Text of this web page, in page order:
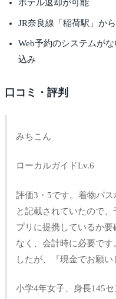
ホテル返却が可能
JR奈良線「稲荷駅」か
Web予約のシステムが
込み
口コミ・評判
みちこん
ローカルガイドLv.6
評価3・5です。着物パ
と記載されていたので
プリに提携しているか
なく、会計時に必要で
したが、『現金でお願い
小学4年女子、身長145